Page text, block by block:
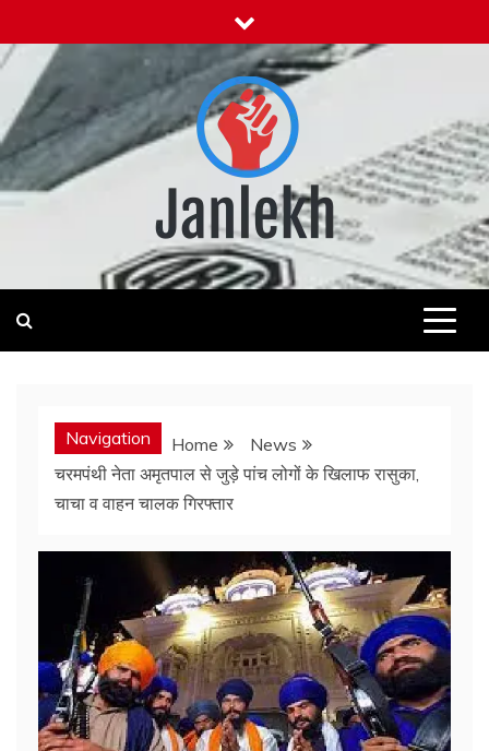
to
content
News for Public
Navigation Home
News
चरमपंथी नेता अमृतपाल से जुड़े पांच लोगों के खिलाफ रासुका,
चाचा व वाहन चालक गिरफ्तार